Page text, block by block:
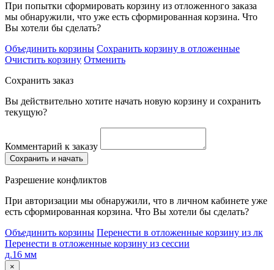
При попытки сформировать корзину из отложенного заказа
мы обнаружили, что уже есть сформированная корзина. Что
Вы хотели бы сделать?
Объединить корзины Сохранить корзину в отложенные
Очистить корзину Отменить
Сохранить заказ
Вы действительно хотите начать новую корзину и сохранить
текущую?
Комментарий к заказу
Сохранить и начать
Разрешение конфликтов
При авторизации мы обнаружили, что в личном кабинете уже
есть сформированная корзина. Что Вы хотели бы сделать?
Объединить корзины Перенести в отложенные корзину из лк
Перенести в отложенные корзину из сессии
д.16 мм
×